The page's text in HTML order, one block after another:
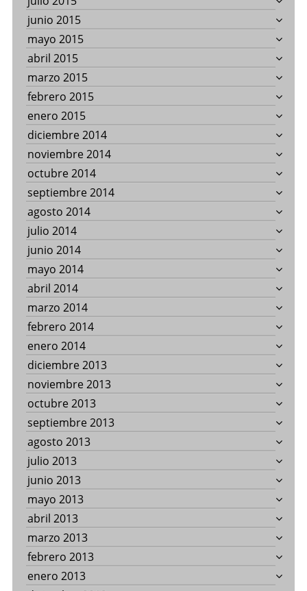
junio 2015
mayo 2015
abril 2015
marzo 2015
febrero 2015
enero 2015
diciembre 2014
noviembre 2014
octubre 2014
septiembre 2014
agosto 2014
julio 2014
junio 2014
mayo 2014
abril 2014
marzo 2014
febrero 2014
enero 2014
diciembre 2013
noviembre 2013
octubre 2013
septiembre 2013
agosto 2013
julio 2013
junio 2013
mayo 2013
abril 2013
marzo 2013
febrero 2013
enero 2013